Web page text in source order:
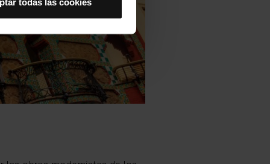
cookies de
tu experiencia de
las aceptas, no puedes
seleccionando la opción
todas las cookies